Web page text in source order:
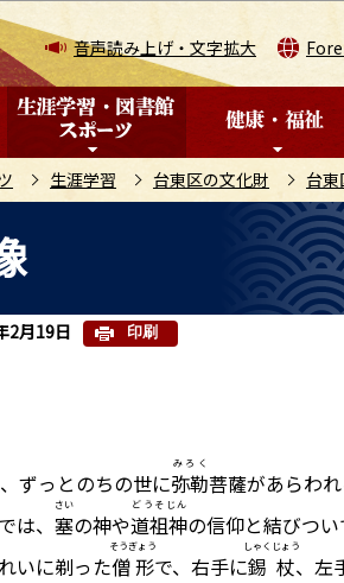
音声読み上げ・文字拡大
生涯学習 台東区の文化財 台東
2月19日 印刷
ずっとのちの世に弥勒
みろく
菩薩があらわ
は、塞
さい
の神や道祖神
どうそじん
の信仰と結びつ
いに剃った僧形
そうぎょう
で、右手に錫杖
しゃくじょう
、左